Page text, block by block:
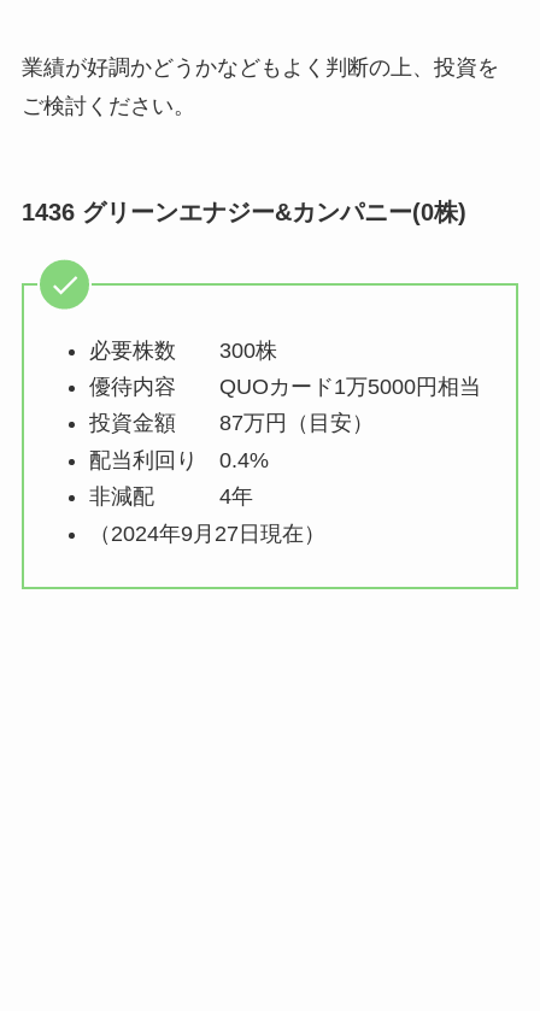
業績が好調かどうかなどもよく判断の上、投資を
ご検討ください。
1436 グリーンエナジー&カンパニー(0株)
必要株数 300株
優待内容 QUOカード1万5000円相当
投資金額 87万円（目安）
配当利回り 0.4%
非減配 4年
（2024年9月27日現在）